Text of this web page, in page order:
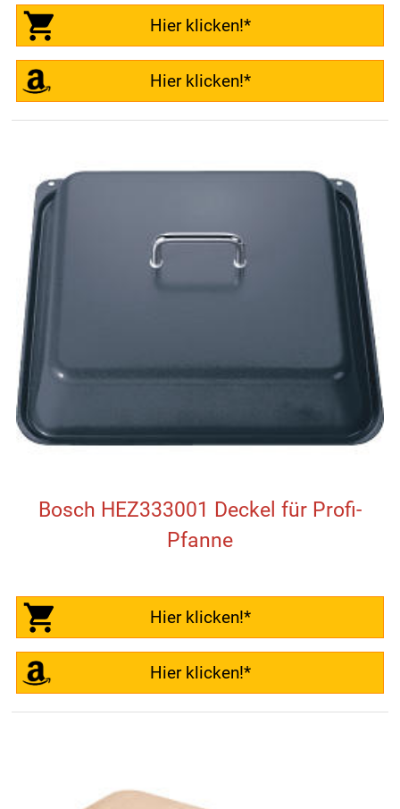
Hier klicken!*
Hier klicken!*
Bosch HEZ333001 Deckel für Profi-
Pfanne
Hier klicken!*
Hier klicken!*